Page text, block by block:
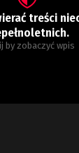
treści
by zobaczyć wpis